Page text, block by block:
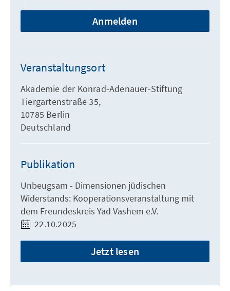
Anmelden
Veranstaltungsort
Akademie der Konrad-Adenauer-Stiftung
Tiergartenstraße 35,
10785 Berlin
Deutschland
Publikation
Unbeugsam - Dimensionen jüdischen
Widerstands: Kooperationsveranstaltung mit
dem Freundeskreis Yad Vashem e.V.
22.10.2025
Jetzt lesen